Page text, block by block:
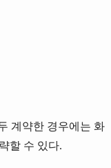
계약한 경우에는 화
할 수 있다.